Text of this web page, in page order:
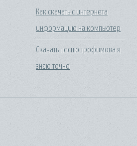
Как скачать с интернета
информацию на компьютер
Скачать песню трофимова я
знаю точно